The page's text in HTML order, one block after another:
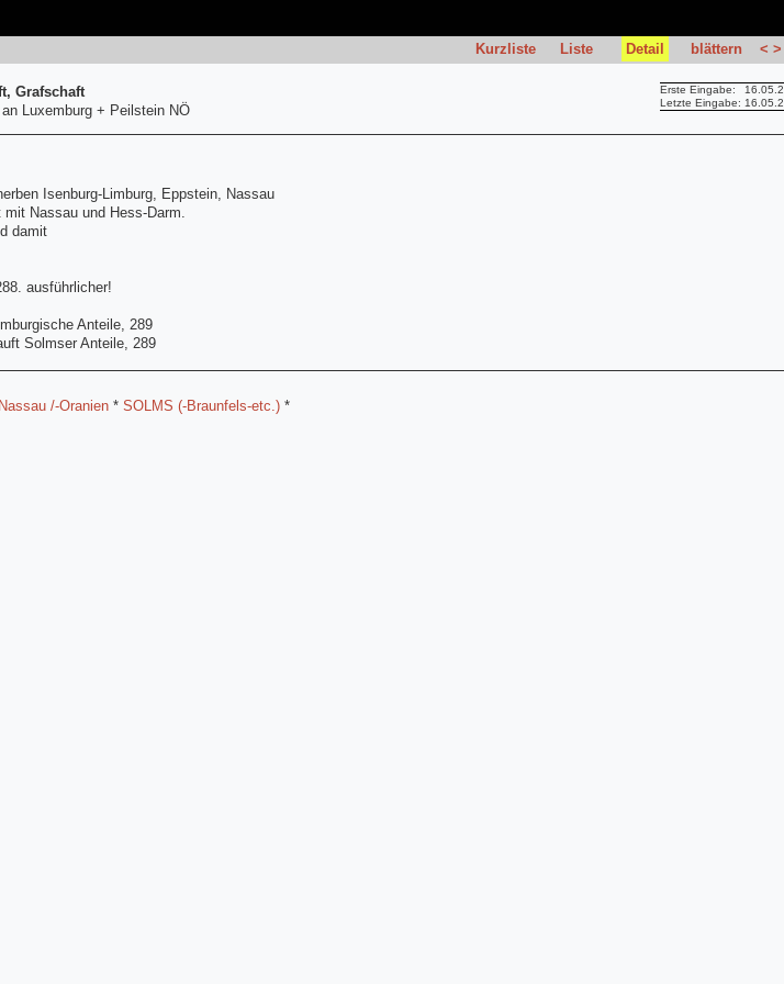
Kurzliste Liste Detail blättern < >
Erste Eingabe:
Letzte Eingabe:
Grafschaft
Luxemburg + Peilstein NÖ
Isenburg-Limburg, Eppstein, Nassau
Nassau und Hess-Darm.
damit
ausführlicher!
Anteile, 289
Solmser Anteile, 289
Nassau /-Oranien * SOLMS (-Braunfels-etc.) *